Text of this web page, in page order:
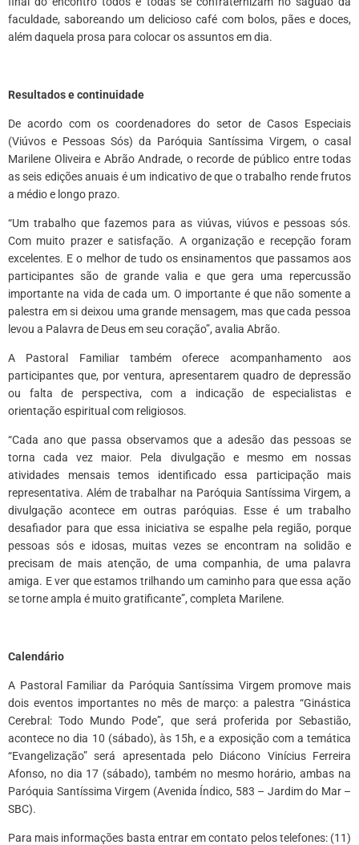
faculdade, saboreando um delicioso café com bolos, pães e doces,
além daquela prosa para colocar os assuntos em dia.
Resultados e continuidade
De acordo com os coordenadores do setor de Casos Especiais
(Viúvos e Pessoas Sós) da Paróquia Santíssima Virgem, o casal
Marilene Oliveira e Abrão Andrade, o recorde de público entre todas
as seis edições anuais é um indicativo de que o trabalho rende frutos
a médio e longo prazo.
“Um trabalho que fazemos para as viúvas, viúvos e pessoas sós.
Com muito prazer e satisfação. A organização e recepção foram
excelentes. E o melhor de tudo os ensinamentos que passamos aos
participantes são de grande valia e que gera uma repercussão
importante na vida de cada um. O importante é que não somente a
palestra em si deixou uma grande mensagem, mas que cada pessoa
levou a Palavra de Deus em seu coração”, avalia Abrão.
A Pastoral Familiar também oferece acompanhamento aos
participantes que, por ventura, apresentarem quadro de depressão
ou falta de perspectiva, com a indicação de especialistas e
orientação espiritual com religiosos.
“Cada ano que passa observamos que a adesão das pessoas se
torna cada vez maior. Pela divulgação e mesmo em nossas
atividades mensais temos identificado essa participação mais
representativa. Além de trabalhar na Paróquia Santíssima Virgem, a
divulgação acontece em outras paróquias. Esse é um trabalho
desafiador para que essa iniciativa se espalhe pela região, porque
pessoas sós e idosas, muitas vezes se encontram na solidão e
precisam de mais atenção, de uma companhia, de uma palavra
amiga. E ver que estamos trilhando um caminho para que essa ação
se torne ampla é muito gratificante”, completa Marilene.
Calendário
A Pastoral Familiar da Paróquia Santíssima Virgem promove mais
dois eventos importantes no mês de março: a palestra “Ginástica
Cerebral: Todo Mundo Pode”, que será proferida por Sebastião,
acontece no dia 10 (sábado), às 15h, e a exposição com a temática
“Evangelização” será apresentada pelo Diácono Vinícius Ferreira
Afonso, no dia 17 (sábado), também no mesmo horário, ambas na
Paróquia Santíssima Virgem (Avenida Índico, 583 – Jardim do Mar –
SBC).
Para mais informações basta entrar em contato pelos telefones: (11)